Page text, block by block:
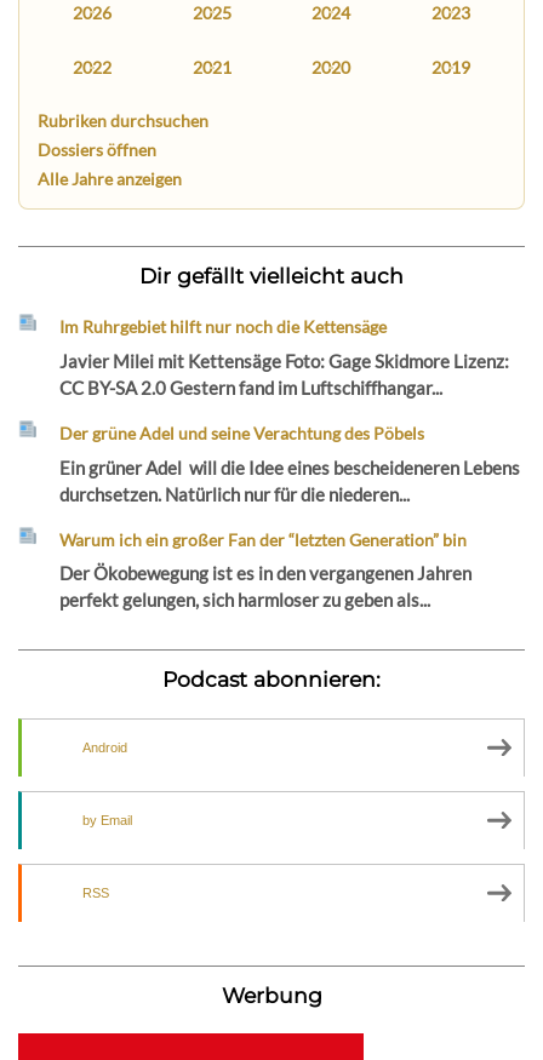
2026 2025 2024 2023
2022 2021 2020 2019
Rubriken durchsuchen
Dossiers öffnen
Alle Jahre anzeigen
Dir gefällt vielleicht auch
Im Ruhrgebiet hilft nur noch die Kettensäge
Javier Milei mit Kettensäge Foto: Gage Skidmore Lizenz:
CC BY-SA 2.0 Gestern fand im Luftschiffhangar...
Der grüne Adel und seine Verachtung des Pöbels
Ein grüner Adel will die Idee eines bescheideneren Lebens
durchsetzen. Natürlich nur für die niederen...
Warum ich ein großer Fan der “letzten Generation” bin
Der Ökobewegung ist es in den vergangenen Jahren
perfekt gelungen, sich harmloser zu geben als...
Podcast abonnieren:
Android
by Email
RSS
Werbung